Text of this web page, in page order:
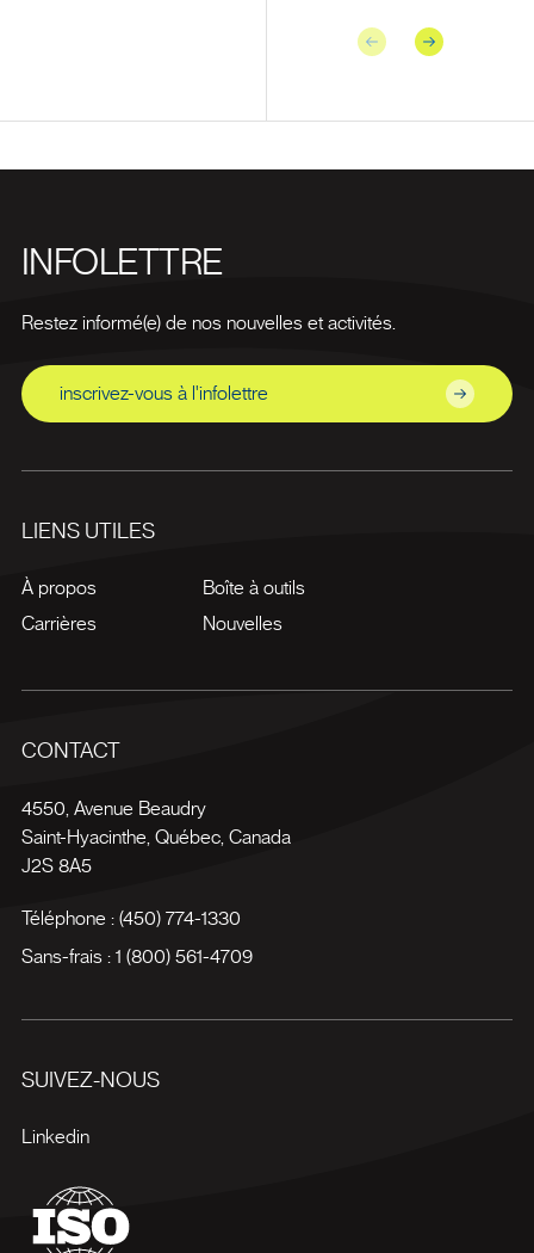
Précédent Suivant
INFOLETTRE
Restez informé(e) de nos nouvelles et activités.
inscrivez-vous à l'infolettre
LIENS UTILES
À propos
Carrières
Boîte à outils
Nouvelles
CONTACT
4550, Avenue Beaudry
Saint-Hyacinthe Québec, Canada
J2S 8A5
Téléphone : (450) 774-1330
Sans-frais : 1 (800) 561-4709
SUIVEZ-NOUS
Linkedin